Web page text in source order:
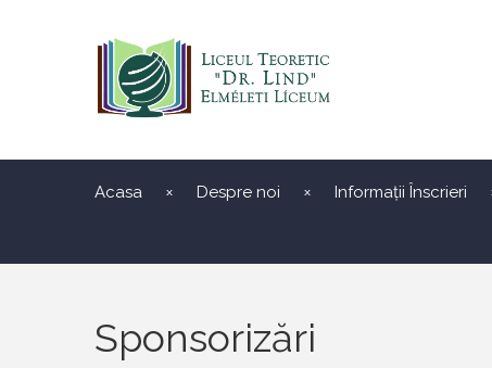
Acasa Despre noi Informații Înscrieri
Sponsorizări